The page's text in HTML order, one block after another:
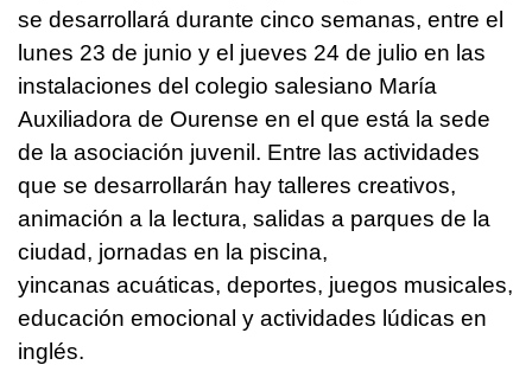
se desarrollará durante cinco semanas, entre el
lunes 23 de junio y el jueves 24 de julio en las
instalaciones del colegio salesiano María
Auxiliadora de Ourense en el que está la sede
de la asociación juvenil. Entre las actividades
que se desarrollarán hay talleres creativos,
animación a la lectura, salidas a parques de la
ciudad, jornadas en la piscina,
yincanas acuáticas, deportes, juegos musicales,
educación emocional y actividades lúdicas en
inglés.